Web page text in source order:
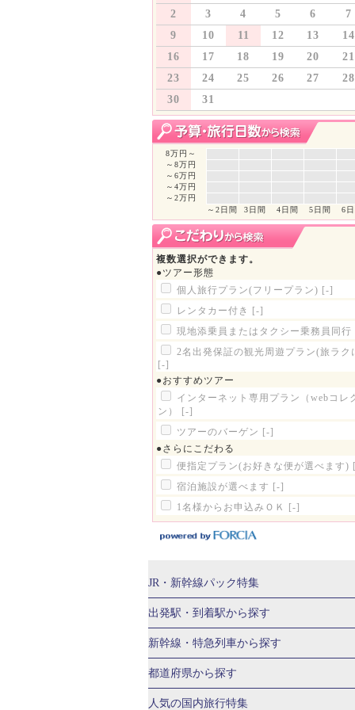
2
3 4 5 6 7
9
10 11 12 13 14
16
17 18 19 20 21
23
24 25 26 27 28
30
31
8万円～
～8万円
～6万円
～4万円
～2万円
～2日間
3日間 4日間 5日間 6
複数選択ができます。
●ツアー形態
個人旅行プラン(フリープラン) [-]
レンタカー付き
[-]
現地添乗員またはタクシー乗務員同行
2名出発保証の観光周遊プラン(旅ラク
[-]
●おすすめツアー
インターネット専用プラン（webコレ
ン）
[-]
ツアーのバーゲン [-]
●さらにこだわる
便指定プラン(お好きな便が選べます)
宿泊施設が選べます [-]
1名様からお申込みＯＫ
[-]
JR・新幹線パック特集
JR・新幹線＋ホテルパック
出発駅・到着駅から探す
秋田⇔東京 新幹線パック
富山⇔東京 新幹線パック
東京→青森
東京→京都 新幹線パック
新幹線・特急列車から探す
北海道新幹線 旅行
上越新幹線 旅行
山陽新幹線 旅行 九
都道府県から探す
北海道旅行・ツアー
人気の国内旅行特集